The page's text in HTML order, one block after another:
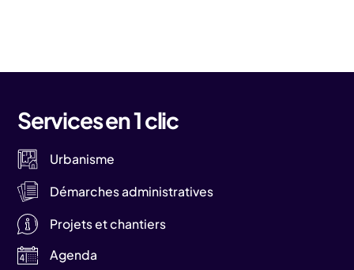
Services en 1 clic
Urbanisme
Démarches administratives
Projets et chantiers
Agenda